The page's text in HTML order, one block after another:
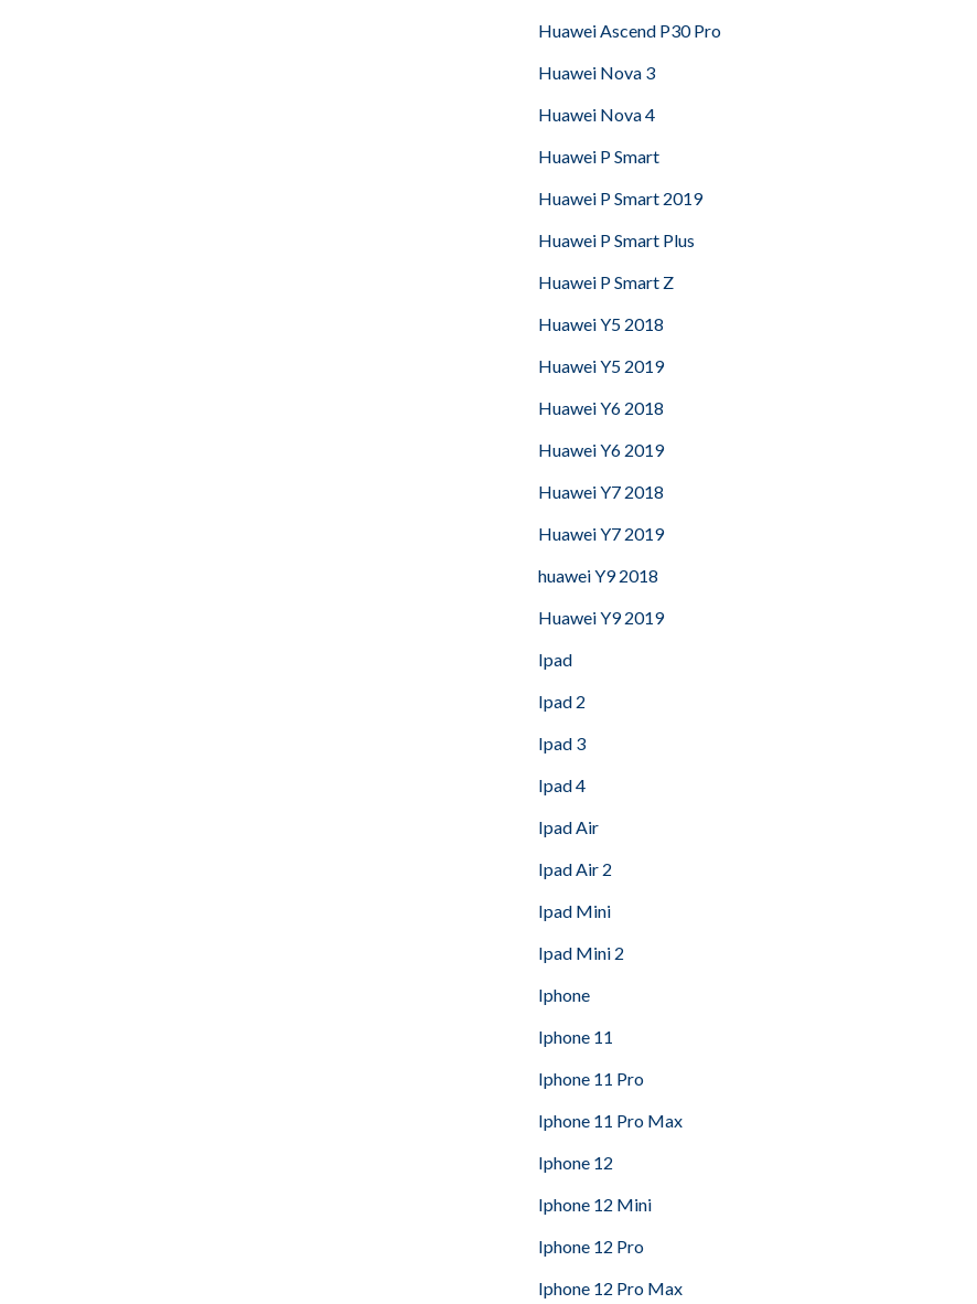
Huawei Ascend P30 Pro
Huawei Nova 3
Huawei Nova 4
Huawei P Smart
Huawei P Smart 2019
Huawei P Smart Plus
Huawei P Smart Z
Huawei Y5 2018
Huawei Y5 2019
Huawei Y6 2018
Huawei Y6 2019
Huawei Y7 2018
Huawei Y7 2019
huawei Y9 2018
Huawei Y9 2019
Ipad
Ipad 2
Ipad 3
Ipad 4
Ipad Air
Ipad Air 2
Ipad Mini
Ipad Mini 2
Iphone
Iphone 11
Iphone 11 Pro
Iphone 11 Pro Max
Iphone 12
Iphone 12 Mini
Iphone 12 Pro
Iphone 12 Pro Max